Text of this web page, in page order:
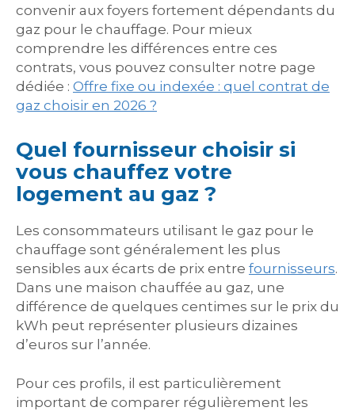
convenir aux foyers fortement dépendants du
gaz pour le chauffage. Pour mieux
comprendre les différences entre ces
contrats, vous pouvez consulter notre page
dédiée : Offre fixe ou indexée : quel contrat de
gaz choisir en 2026 ?
Quel fournisseur choisir si
vous chauffez votre
logement au gaz ?
Les consommateurs utilisant le gaz pour le
chauffage sont généralement les plus
sensibles aux écarts de prix entre fournisseurs.
Dans une maison chauffée au gaz, une
différence de quelques centimes sur le prix du
kWh peut représenter plusieurs dizaines
d’euros sur l’année.
Pour ces profils, il est particulièrement
important de comparer régulièrement les